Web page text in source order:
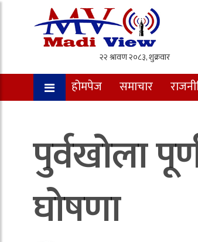
होमपेज समाचार
पुर्वखोला
घोषणा